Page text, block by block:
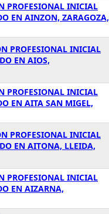
PROFESIONAL INICIAL
EN AINZON, ZARAGOZA,
PROFESIONAL INICIAL
EN AIOS,
PROFESIONAL INICIAL
EN AITA SAN MIGEL,
PROFESIONAL INICIAL
EN AITONA, LLEIDA,
PROFESIONAL INICIAL
EN AIZARNA,